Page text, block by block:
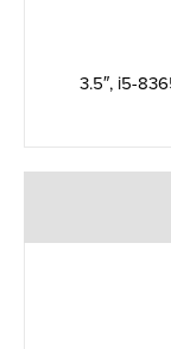
3.5″, i5-